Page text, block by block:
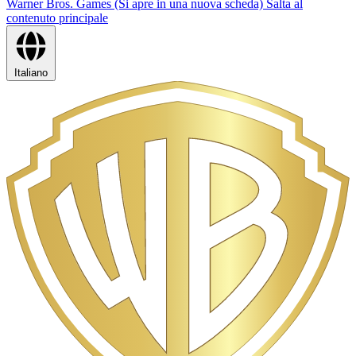
Warner Bros. Games (Si apre in una nuova scheda) Salta al
contenuto principale
Italiano